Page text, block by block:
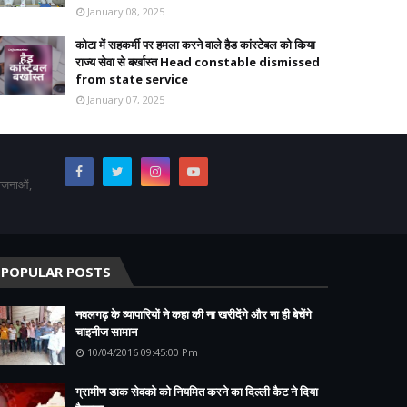
January 08, 2025
कोटा में सहकर्मी पर हमला करने वाले हैड कांस्टेबल को किया
राज्य सेवा से बर्खास्त Head constable dismissed
from state service
January 07, 2025
POPULAR POSTS
नवलगढ़ के व्यापारियों ने कहा की ना खरीदेंगे और ना ही बेचेंगे
चाइनीज सामान
10/04/2016 09:45:00 Pm
ग्रामीण डाक सेवको को नियमित करने का दिल्ली कैट ने दिया